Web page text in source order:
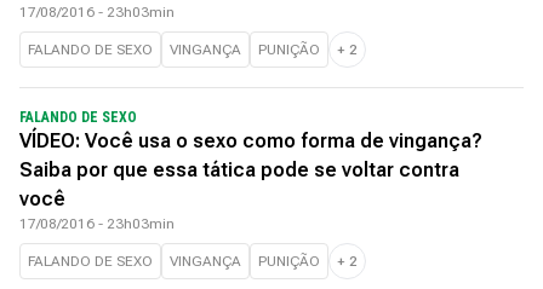
17/08/2016 - 23h03min
FALANDO DE SEXO VINGANÇA PUNIÇÃO + 2
FALANDO DE SEXO
VÍDEO: Você usa o sexo como forma de vingança?
Saiba por que essa tática pode se voltar contra
você
17/08/2016 - 23h03min
FALANDO DE SEXO VINGANÇA PUNIÇÃO + 2